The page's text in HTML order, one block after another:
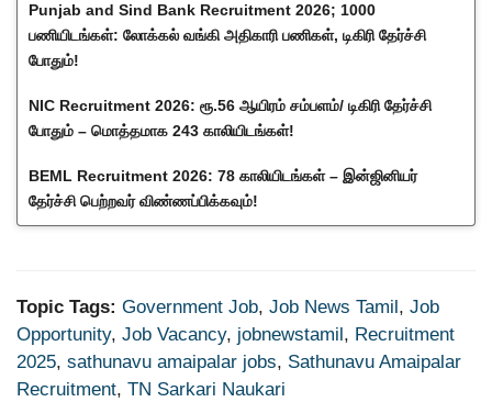
Punjab and Sind Bank Recruitment 2026; 1000
பணியிடங்கள்: லோக்கல் வங்கி அதிகாரி பணிகள், டிகிரி தேர்ச்சி
போதும்!
NIC Recruitment 2026: ரூ.56 ஆயிரம் சம்பளம்/ டிகிரி தேர்ச்சி
போதும் – மொத்தமாக 243 காலியிடங்கள்!
BEML Recruitment 2026: 78 காலியிடங்கள் – இன்ஜினியர்
தேர்ச்சி பெற்றவர் விண்ணப்பிக்கவும்!
Topic Tags: Government Job, Job News Tamil , Job
Opportunity, Job Vacancy, jobnewstamil , Recruitment
2025, sathunavu amaipalar jobs, Sathunavu Amaipalar
Recruitment, TN Sarkari Naukari